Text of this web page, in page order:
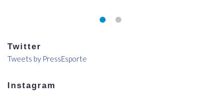
Twitter
Tweets by PressEsporte
Instagram